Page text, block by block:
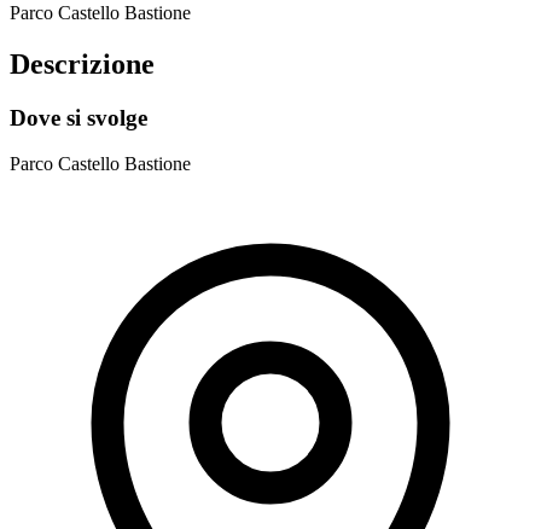
Parco Castello Bastione
Descrizione
Dove si svolge
Parco Castello Bastione